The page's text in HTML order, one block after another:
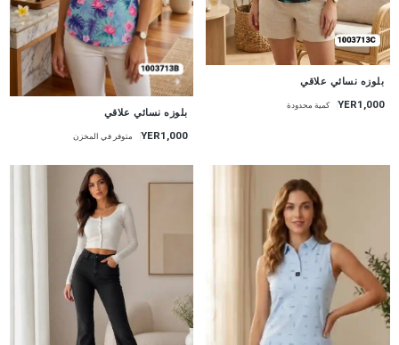
جديد
بلوزه نسائي علاقي
YER1,000 كمية محدودة
بلوزه نسائي علاقي
YER1,000 متوفر في المخزن